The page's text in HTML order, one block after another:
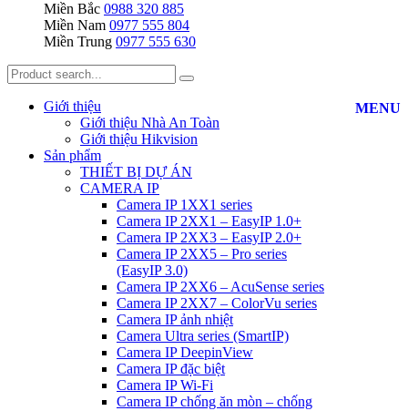
Miền Bắc 0988 320 885
Miền Nam 0977 555 804
Miền Trung 0977 555 630
MENU
Giới thiệu
Giới thiệu Nhà An Toàn
Giới thiệu Hikvision
Sản phẩm
THIẾT BỊ DỰ ÁN
CAMERA IP
Camera IP 1XX1 series
Camera IP 2XX1 – EasyIP 1.0+
Camera IP 2XX3 – EasyIP 2.0+
Camera IP 2XX5 – Pro series
(EasyIP 3.0)
Camera IP 2XX6 – AcuSense series
Camera IP 2XX7 – ColorVu series
Camera IP ảnh nhiệt
Camera Ultra series (SmartIP)
Camera IP DeepinView
Camera IP đặc biệt
Camera IP Wi-Fi
Camera IP chống ăn mòn – chống